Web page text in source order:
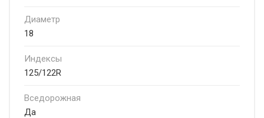
Диаметр
18
Индексы
125/122R
Вседорожная
Да